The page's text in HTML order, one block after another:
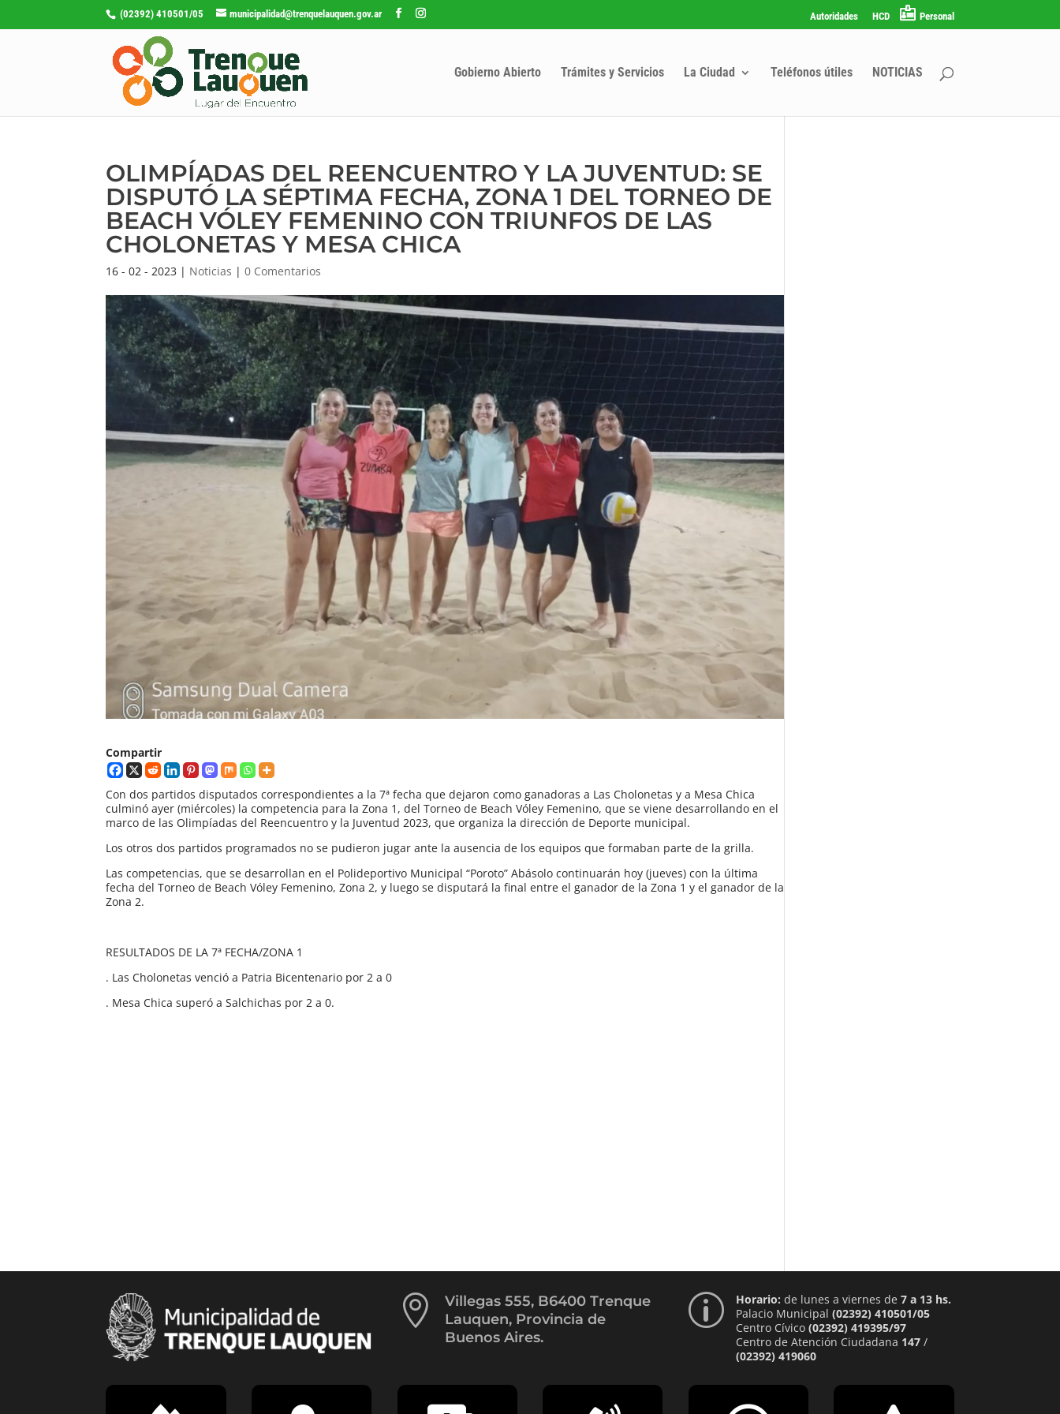
(02392) 410501/05 municipalidad@trenquelauquen.gov.ar Autoridades HCD Personal
Gobierno Abierto Trámites y Servicios La Ciudad Teléfonos útiles NOTICIAS
OLIMPÍADAS DEL REENCUENTRO Y LA JUVENTUD: SE
DISPUTÓ LA SÉPTIMA FECHA, ZONA 1 DEL TORNEO DE
BEACH VÓLEY FEMENINO CON TRIUNFOS DE LAS
CHOLONETAS Y MESA CHICA
16 - 02 - 2023 | Noticias |0 Comentarios
Compartir
Con dos partidos disputados correspondientes a la 7ª fecha que dejaron como ganadoras a Las Cholonetas y a Mesa Chica
culminó ayer (miércoles) la competencia para la Zona 1, del Torneo de Beach Vóley Femenino, que se viene desarrollando en el
marco de las Olimpíadas del Reencuentro y la Juventud 2023, que organiza la dirección de Deporte municipal.
Los otros dos partidos programados no se pudieron jugar ante la ausencia de los equipos que formaban parte de la grilla.
Las competencias, que se desarrollan en el Polideportivo Municipal “Poroto” Abásolo continuarán hoy (jueves) con la última
fecha del Torneo de Beach Vóley Femenino, Zona 2, y luego se disputará la final entre el ganador de la Zona 1 y el ganador de la
Zona 2.
RESULTADOS DE LA 7ª FECHA/ZONA 1
. Las Cholonetas venció a Patria Bicentenario por 2 a 0
. Mesa Chica superó a Salchichas por 2 a 0.

Villegas 555, B6400 Trenque
Lauquen, Provincia de
Buenos Aires.
p Horario: de lunes a viernes de 7 a 13 hs.
Palacio Municipal (02392) 410501/05
Centro Cívico (02392) 419395/97
Centro de Atención Ciudadana 147/
(02392) 419060